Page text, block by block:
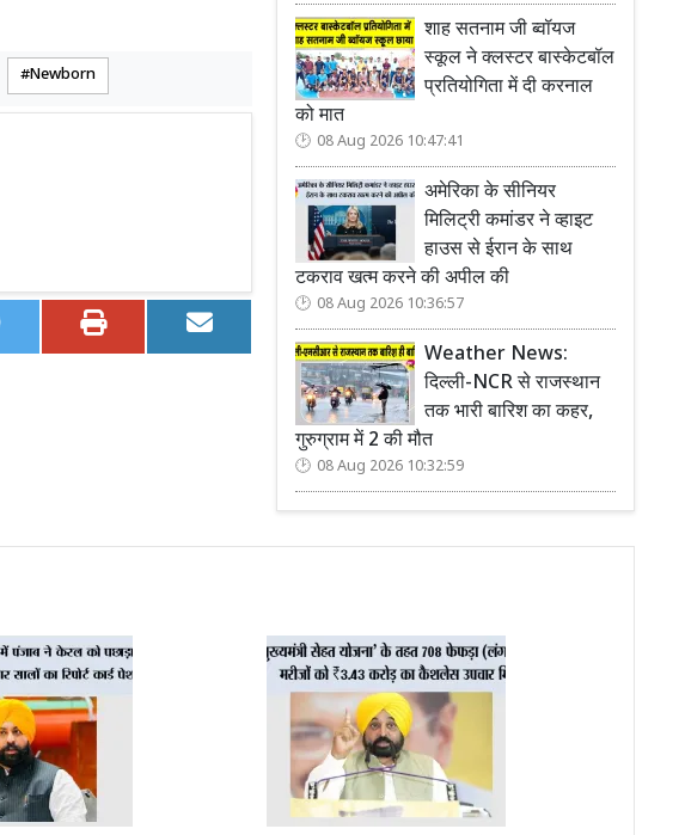
Newborn
शाह सतनाम जी ब्वॉयज
स्कूल ने क्लस्टर बास्केटबॉल
प्रतियोगिता में दी करनाल
को मात
08 Aug 2026 10:47:41
अमेरिका के सीनियर
मिलिट्री कमांडर ने व्हाइट
हाउस से ईरान के साथ
टकराव खत्म करने की अपील की
08 Aug 2026 10:36:57
Weather News:
दिल्ली-NCR से राजस्थान
तक भारी बारिश का कहर,
गुरुग्राम में 2 की मौत
08 Aug 2026 10:32:59